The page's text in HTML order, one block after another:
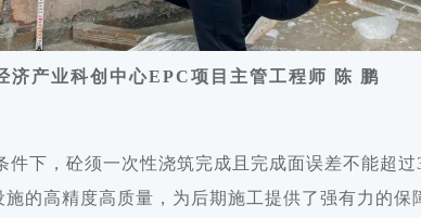
济产业科创中心EPC项目主管工程师 陈 鹏
下，砼须一次性浇筑完成且完成面误差不能超
的高精度高质量，为后期施工提供了强有力的保